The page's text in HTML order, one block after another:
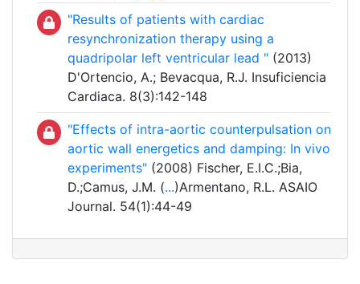
"Results of patients with cardiac
resynchronization therapy using a
quadripolar left ventricular lead " (2013)
D'Ortencio, A.; Bevacqua, R.J. Insuficiencia
Cardiaca. 8(3):142-148
"Effects of intra-aortic counterpulsation on
aortic wall energetics and damping: In vivo
experiments" (2008) Fischer, E.I.C.;Bia,
D.;Camus, J.M. (...)Armentano, R.L. ASAIO
Journal. 54(1):44-49